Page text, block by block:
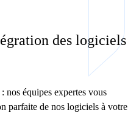
des logiciels
nos équipes expertes vous
parfaite de nos logiciels à votre